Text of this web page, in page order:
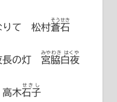
りて 松村蒼石
そうせき
長の灯 宮脇白夜
みやわき はくや
高木石子
せきし